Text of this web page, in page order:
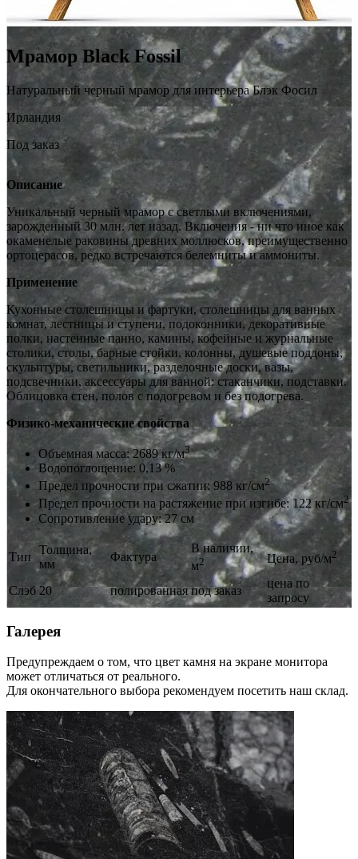
Мрамор Black Fossil
Натуральный черный мрамор для интерьера Блэк Фосил
Ирландия
Под заказ
Описание
Уникальный черный мрамор с светлыми включениями,
зарожденный 30 млн. лет назад. Включения - ни что иное как
окаменелые раковины древних моллюсков, преимущественно
ортоцерасов, редко встречаются белемниты и аммониты.
Применение
Кухонные столешницы и фартуки, столешницы для ванных
комнат, лестницы и ступени, подоконники, декоративные
полки, настенные панно, камины, кофейные и журнальные
столики, столы, барные стойки, колонны, душевые поддоны,
скульптуры, светильники, разделочные доски, вазы,
подсвечники, аксессуары для ванной: стаканчики, подставки.
Облицовка стен, полов с подогревом и без подогрева.
Физико-механические свойства
Объемная масса: 2689 кг/м3
Водопоглощение: 0,13 %
Предел прочности при сжатии: 988 кг/см2
Предел прочности на растяжение при изгибе: 122 кг/см2
Сопротивление удару: 27 см
Тип
Толщина,
мм
Фактура
В наличии,
м2 Цена, руб/м2
Слэб 20 полированная под заказ
цена по
запросу
Галерея
Предупреждаем о том, что цвет камня на экране монитора
может отличаться от реального.
Для окончательного выбора рекомендуем посетить наш склад.